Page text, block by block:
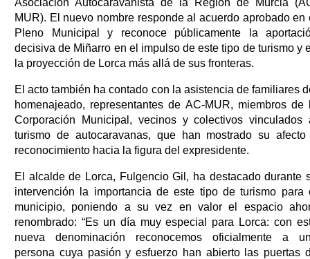
MUR). El nuevo nombre responde al acuerdo aprobado en
Pleno Municipal y reconoce públicamente la
decisiva de Miñarro en el impulso de este tipo de turismo y
la proyección de Lorca más allá de sus fronteras.
El acto también ha contado con la asistencia de familiares
homenajeado, representantes de AC-MUR, miembros de
Corporación Municipal, vecinos y colectivos vinculados
turismo de autocaravanas, que han mostrado su
reconocimiento hacia la figura del expresidente.
El alcalde de Lorca, Fulgencio Gil, ha destacado durante
intervención la importancia de este tipo de turismo para
municipio, poniendo a su vez en valor el espacio
renombrado: “Es un día muy especial para Lorca: con
nueva denominación reconocemos oficialmente a
persona cuya pasión y esfuerzo han abierto las puertas